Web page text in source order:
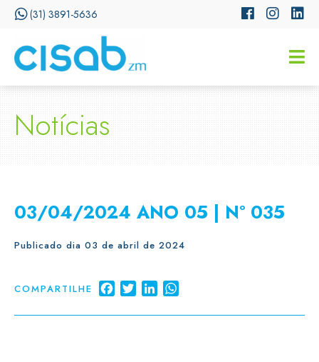
(31) 3891-5636
Notícias
03/04/2024 ANO 05 | Nº 035
Publicado dia 03 de abril de 2024
COMPARTILHE FacebookTwitterLinkedIn
CISSA